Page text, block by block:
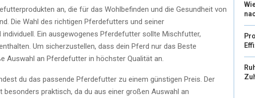
an, die für das Wohlbefinden und die Gesundheit von
Die Wahl des richtigen Pferdefutters und seiner
Ein ausgewogenes Pferdefutter sollte Mischfutter,
Um sicherzustellen, dass dein Pferd nur das Beste
Auswahl an Pferdefutter in höchster Qualität an.
du das passende Pferdefutter zu einem günstigen Preis. Der
praktisch, da du aus einer großen Auswahl an